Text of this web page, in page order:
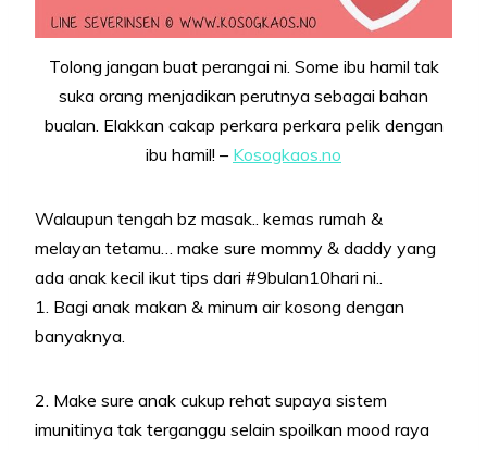
Tolong jangan buat perangai ni. Some ibu hamil tak
suka orang menjadikan perutnya sebagai bahan
bualan. Elakkan cakap perkara perkara pelik dengan
ibu hamil! – Kosogkaos.no
Walaupun tengah bz masak.. kemas rumah &
melayan tetamu… make sure mommy & daddy yang
ada anak kecil ikut tips dari #9bulan10hari ni..
1. Bagi anak makan & minum air kosong dengan
banyaknya.
2. Make sure anak cukup rehat supaya sistem
imunitinya tak terganggu selain spoilkan mood raya